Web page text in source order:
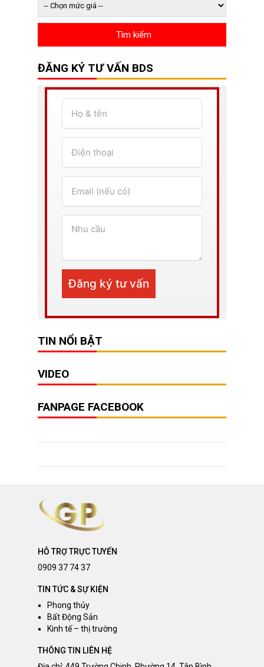
ĐĂNG KÝ TƯ VẤN BDS
TIN NỔI BẬT
VIDEO
FANPAGE FACEBOOK
HỖ TRỢ TRỰC TUYẾN
0909 37 74 37
TIN TỨC & SỰ KIỆN
Phong thủy
Bất Động Sản
Kinh tế – thị trường
THÔNG TIN LIÊN HỆ